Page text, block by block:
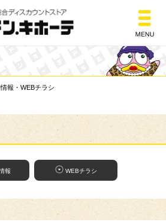
総合ディスカウント
報・WEBチラシ
報 WEBチラシ